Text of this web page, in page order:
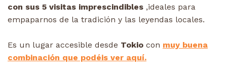
con sus 5 visitas imprescindibles ,ideales para
empaparnos de la tradición y las leyendas locales.
Es un lugar accesible desde Tokio con muy buena
combinación que podéis ver aquí.